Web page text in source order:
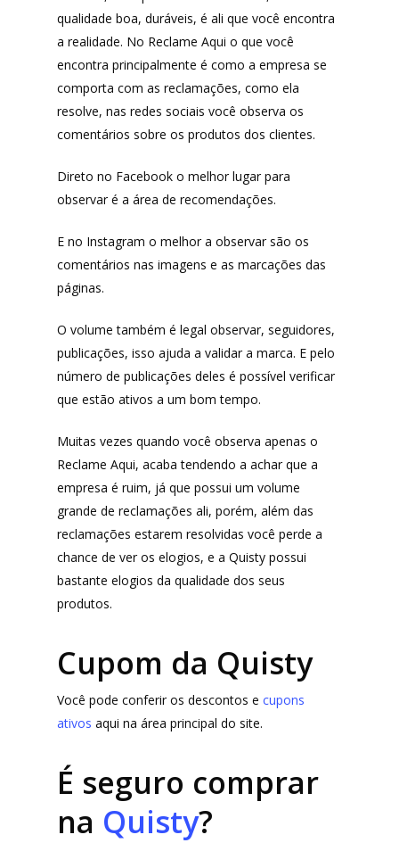
qualidade boa, duráveis, é ali que você encontra
a realidade. No Reclame Aqui o que você
encontra principalmente é como a empresa se
comporta com as reclamações, como ela
resolve, nas redes sociais você observa os
comentários sobre os produtos dos clientes.
Direto no Facebook o melhor lugar para
observar é a área de recomendações.
E no Instagram o melhor a observar são os
comentários nas imagens e as marcações das
páginas.
O volume também é legal observar, seguidores,
publicações, isso ajuda a validar a marca. E pelo
número de publicações deles é possível verificar
que estão ativos a um bom tempo.
Muitas vezes quando você observa apenas o
Reclame Aqui, acaba tendendo a achar que a
empresa é ruim, já que possui um volume
grande de reclamações ali, porém, além das
reclamações estarem resolvidas você perde a
chance de ver os elogios, e a Quisty possui
bastante elogios da qualidade dos seus
produtos.
Cupom da Quisty
Você pode conferir os descontos e cupons
ativos aqui na área principal do site.
É seguro comprar
na Quisty?
Produtos
Cafés
Lista de lojas
Electromarcas
DenimZero
ExtremeUV
Universo do Lar
Moda Infantil
MindsUp
Divertida Moda
Moda Com Carinho
Shop4Kids
Laluna Modas
Descontos
MAIS ACESSADOS
iHerb
Wevans
MindsUp